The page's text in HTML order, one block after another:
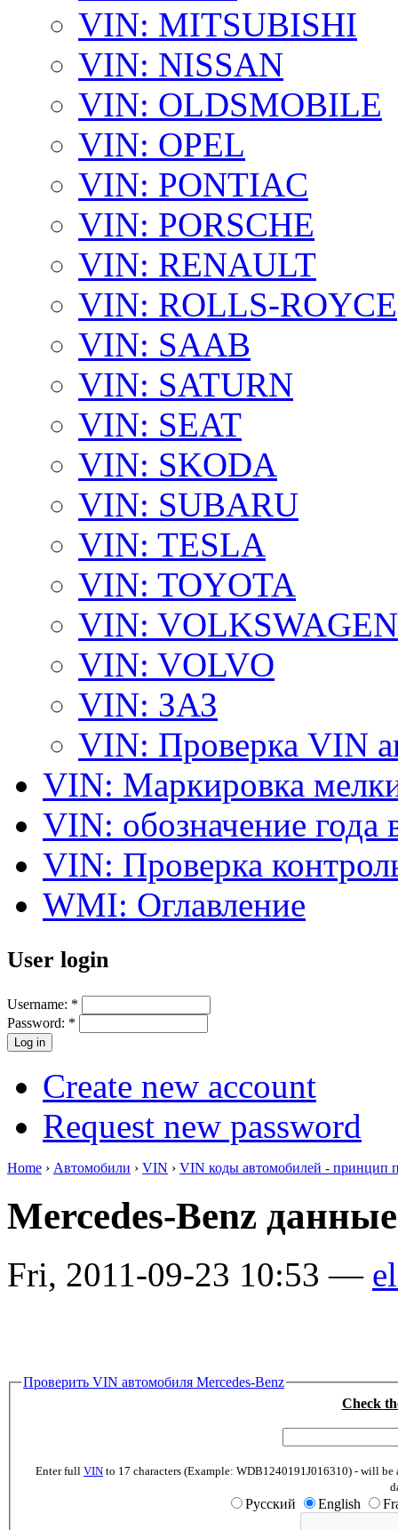
VIN: MITSUBISHI
VIN: NISSAN
VIN: OLDSMOBILE
VIN: OPEL
VIN: PONTIAC
VIN: PORSCHE
VIN: RENAULT
VIN: ROLLS-ROYCE
VIN: SAAB
VIN: SATURN
VIN: SEAT
VIN: SKODA
VIN: SUBARU
VIN: TESLA
VIN: TOYOTA
VIN: VOLKSWAGEN
VIN: VOLVO
VIN: ЗАЗ
VIN: Проверка VIN
VIN: Маркировка
VIN: обозначение года
VIN: Проверка
WMI: Оглавление
User login
Username: *
Password: *
Create new account
Request new password
Home › Автомобили › VIN › VIN коды автомобилей - принцип
Mercedes-Benz
Fri, 2011-09-23 10:53 —
Проверить VIN автомобиля Mercedes-Benz
Check
Enter full VIN to 17 characters (Example: WDB1240191J016310) - will
Русский English